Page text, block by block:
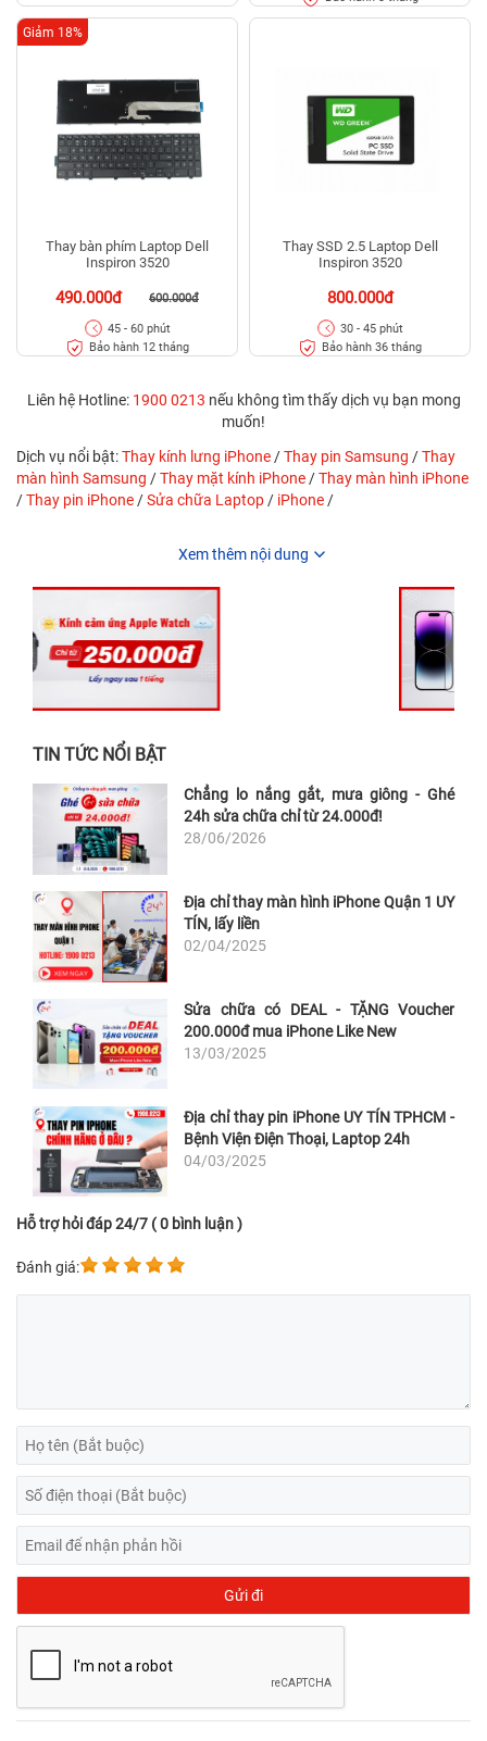
Thay bàn phím Laptop Dell
Inspiron 3520
490.000đ 600.000đ
Giảm 18%
45 - 60 phút
Bảo hành 12 tháng
Thay SSD 2.5 Laptop Dell
Inspiron 3520
800.000đ
30 - 45 phút
Bảo hành 36 tháng
Liên hệ Hotline: 1900 0213 nếu không tìm thấy dịch vụ bạn mong
muốn!
Dịch vụ nổi bật:Thay kính lưng iPhone /Thay pin Samsung /Thay
màn hình Samsung /Thay mặt kính iPhone /Thay màn hình iPhone
/Thay pin iPhone /Sửa chữa Laptop / iPhone /
Xem thêm nội dung
TIN TỨC NỔI BẬT
Chẳng lo nắng gắt, mưa giông - Ghé
24h sửa chữa chỉ từ 24.000đ!
28/06/2026
Địa chỉ thay màn hình iPhone Quận 1 UY
TÍN, lấy liền
02/04/2025
Sửa chữa có DEAL - TẶNG Voucher
200.000đ mua iPhone Like New
13/03/2025
Địa chỉ thay pin iPhone UY TÍN TPHCM -
Bệnh Viện Điện Thoại, Laptop 24h
04/03/2025
Hỗ trợ hỏi đáp 24/7 ( 0 bình luận )
Đánh giá: